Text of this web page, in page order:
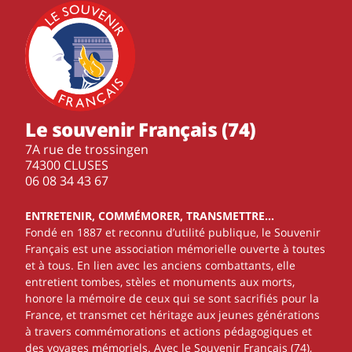
Le souvenir Français (74)
7A rue de trossingen
74300 CLUSES
‭06 08 34 43 67‬
ENTRETENIR, COMMÉMORER, TRANSMETTRE…
Fondé en 1887 et reconnu d’utilité publique, le Souvenir
Français est une association mémorielle ouverte à toutes
et à tous. En lien avec les anciens combattants, elle
entretient tombes, stèles et monuments aux morts,
honore la mémoire de ceux qui se sont sacrifiés pour la
France, et transmet cet héritage aux jeunes générations
à travers commémorations et actions pédagogiques et
des voyages mémoriels. Avec le Souvenir Français (74),